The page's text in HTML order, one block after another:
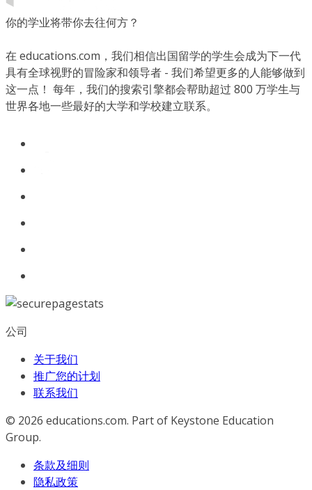
你的学业将带你去往何方？
在 educations.com，我们相信出国留学的学生会成为下一代
具有全球视野的冒险家和领导者 - 我们希望更多的人能够做到
这一点！ 每年，我们的搜索引擎都会帮助超过 800 万学生与
世界各地一些最好的大学和学校建立联系。
公司
关于我们
推广您的计划
联系我们
© 2026 educations.com. Part of Keystone Education
Group.
条款及细则
隐私政策